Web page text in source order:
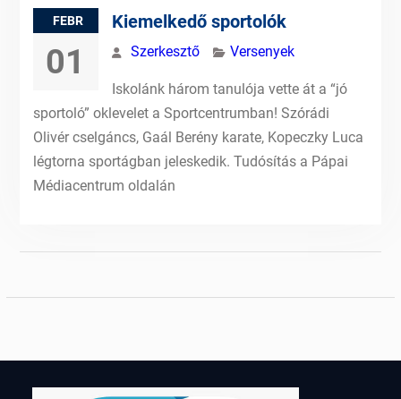
FEBR
01
Kiemelkedő sportolók
Szerkesztő Versenyek
Iskolánk három tanulója vette át a “jó
sportoló” oklevelet a Sportcentrumban! Szórádi
Olivér cselgáncs, Gaál Berény karate, Kopeczky Luca
légtorna sportágban jeleskedik. Tudósítás a Pápai
Médiacentrum oldalán